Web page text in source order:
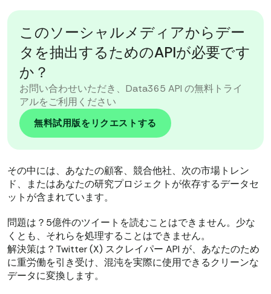
このソーシャルメディアからデー
タを抽出するためのAPIが必要です
か？
お問い合わせいただき、Data365 API の無料トライ
アルをご利用ください
無料試用版をリクエストする
その中には、あなたの顧客、競合他社、次の市場トレン
ド、またはあなたの研究プロジェクトが依存するデータセ
ットが含まれています。
問題は？5億件のツイートを読むことはできません。少な
くとも、それらを処理することはできません。
解決策は？Twitter (X) スクレイパー API が、あなたのため
に重労働を引き受け、混沌を実際に使用できるクリーンな
データに変換します。